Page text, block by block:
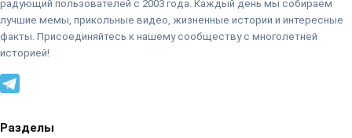
радующий пользователей с 2003 года. Каждый день мы собираем
лучшие мемы, прикольные видео, жизненные истории и интересные
факты. Присоединяйтесь к нашему сообществу с многолетней
историей!
Разделы